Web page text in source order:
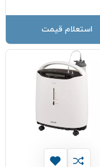
استعلام قیمت